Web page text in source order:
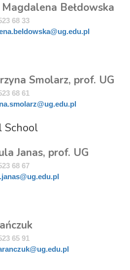
Bełdowska
68 33
Smolarz, prof. UG
68 61
School
Janas, prof. UG
68 67
65 91